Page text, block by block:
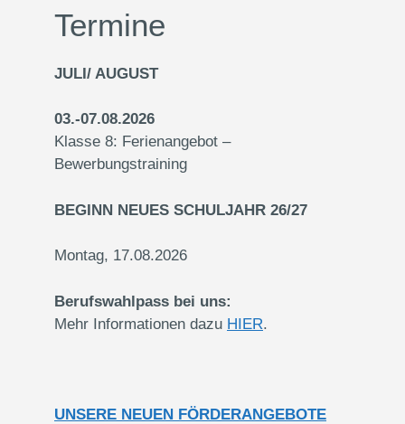
Termine
JULI/ AUGUST
03.-07.08.2026
Klasse 8: Ferienangebot –
Bewerbungstraining
BEGINN NEUES SCHULJAHR 26/27
Montag, 17.08.2026
Berufswahlpass bei uns:
Mehr Informationen dazu HIER.
UNSERE NEUEN FÖRDERANGEBOTE